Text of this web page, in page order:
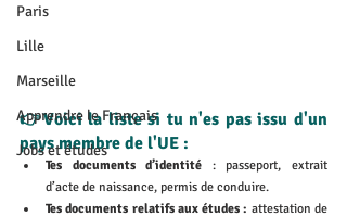
Paris
Lille
Marseille
Apprendre le Français
Jobs et études
👉Voici la liste si tu n'es pas issu d'un
pays membre de l'UE :
Tes documents d’identité : passeport, extrait
d’acte de naissance, permis de conduire.
Tes documents relatifs aux études : attestation de